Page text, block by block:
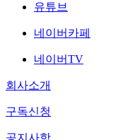
유튜브
네이버카페
네이버TV
회사소개
구독신청